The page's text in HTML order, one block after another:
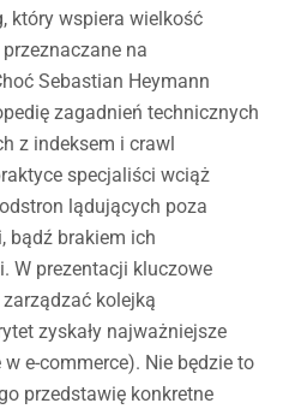
który wspiera wielkość
na
Sebastian Heymann
zagadnień technicznych
z indeksem i crawl
specjaliści wciąż
lądujących poza
bądź brakiem ich
W prezentacji kluczowe
kolejką
zyskały najważniejsze
e-commerce). Nie będzie to
przedstawię konkretne